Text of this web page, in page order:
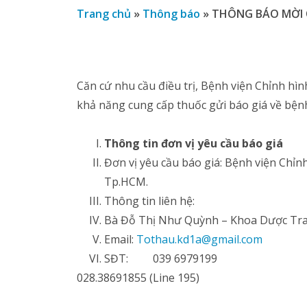
Trang chủ » Thông báo » THÔNG BÁO MỜI
Căn cứ nhu cầu điều trị, Bệnh viện Chỉnh
khả năng cung cấp thuốc gửi báo giá về
Thông tin đơn vị yêu cầu báo giá
Đơn vị yêu cầu báo giá: Bệnh viện
Tp.HCM.
Thông tin liên hệ:
Bà Đỗ Thị Như Quỳnh – Khoa Dược
Email: Tothau.kd1a@gmail.com
SĐT: 039 6979199
028.38691855 (Line 195)